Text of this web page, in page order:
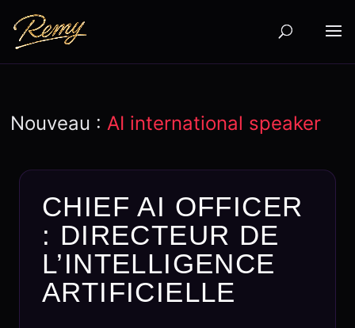
Nouveau :AI international speaker
CHIEF AI OFFICER
: DIRECTEUR DE
L’INTELLIGENCE
ARTIFICIELLE